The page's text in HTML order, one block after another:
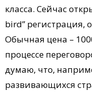
класса. Сейчас
bird” регистрация,
Обычная цена –
процессе
думаю, что,
развивающихся